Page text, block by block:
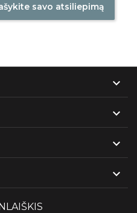
savo atsiliepimą



